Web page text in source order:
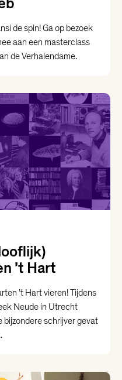
de spin! Ga op bezoek
aan een masterclass
de Verhalendame.
’t Hart
’t Hart vieren! Tijdens
Neude in Utrecht
bijzondere schrijver gevat